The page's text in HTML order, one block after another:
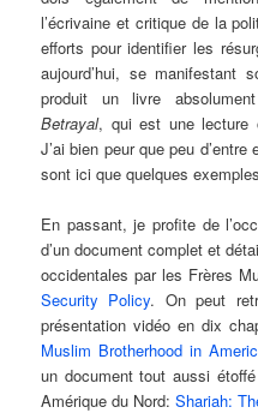
l’écrivaine et critique de la
efforts pour identifier les
aujourd’hui, se manifestant
produit un livre
Betrayal, qui est une lecture
J’ai bien peur que peu
sont ici que quelques
En passant, je profite de
d’un document complet et
occidentales par les Frères
Security Policy. On peut
présentation vidéo en dix
Muslim Brotherhood in
un document tout aussi
Amérique du Nord:Shariah: